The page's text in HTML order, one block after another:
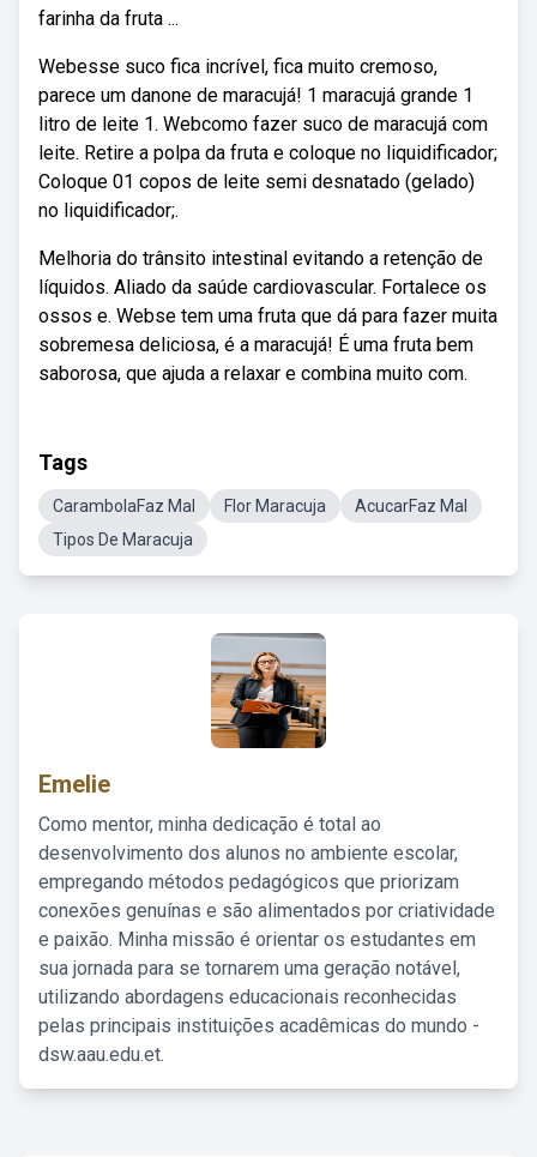
farinha da fruta ...
Webesse suco fica incrível, fica muito cremoso,
parece um danone de maracujá! 1 maracujá grande 1
litro de leite 1. Webcomo fazer suco de maracujá com
leite. Retire a polpa da fruta e coloque no liquidificador;
Coloque 01 copos de leite semi desnatado (gelado)
no liquidificador;.
Melhoria do trânsito intestinal evitando a retenção de
líquidos. Aliado da saúde cardiovascular. Fortalece os
ossos e. Webse tem uma fruta que dá para fazer muita
sobremesa deliciosa, é a maracujá! É uma fruta bem
saborosa, que ajuda a relaxar e combina muito com.
Tags
CarambolaFaz Mal Flor Maracuja
AcucarFaz Mal
Tipos De Maracuja
Emelie
Como mentor, minha dedicação é total ao
desenvolvimento dos alunos no ambiente escolar,
empregando métodos pedagógicos que priorizam
conexões genuínas e são alimentados por criatividade
e paixão. Minha missão é orientar os estudantes em
sua jornada para se tornarem uma geração notável,
utilizando abordagens educacionais reconhecidas
pelas principais instituições acadêmicas do mundo -
dsw.aau.edu.et.